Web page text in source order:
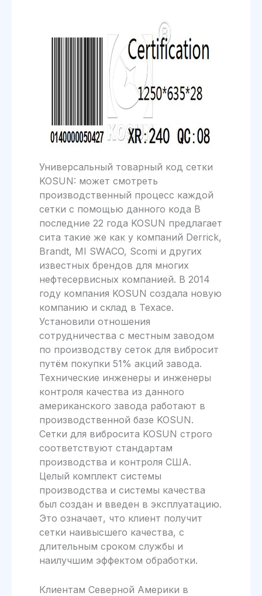
Универсальный товарный код сетки
KOSUN: может смотреть
производственный процесс каждой
сетки с помощью данного кода В
последние 22 года KOSUN предлагает
сита такие же как у компаний Derrick,
Brandt, MI SWACO, Scomi и других
известных брендов для многих
нефтесервисных компанией. В 2014
году компания KOSUN создала новую
компанию и склад в Техасе.
Установили отношения
сотрудничества с местным заводом
по производству сеток для вибросит
путём покупки 51% акций завода.
Технические инженеры и инженеры
контроля качества из данного
американского завода работают в
производственной базе KOSUN.
Сетки для вибросита KOSUN строго
соответствуют стандартам
производства и контроля США.
Целый комплект системы
производства и системы качества
был создан и введен в эксплуатацию.
Это означает, что клиент получит
сетки наивысшего качества, с
длительным сроком службы и
наилучшим эффектом обработки.
Клиентам Северной Америки в